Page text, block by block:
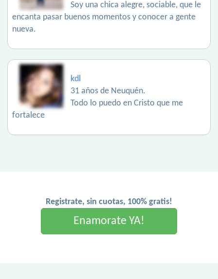
Soy una chica alegre, sociable, que le
encanta pasar buenos momentos y conocer a gente
nueva.
kdl
31 años de Neuquén.
Todo lo puedo en Cristo que me
fortalece
Registrate, sin cuotas, 100% gratis!
Enamorate YA!